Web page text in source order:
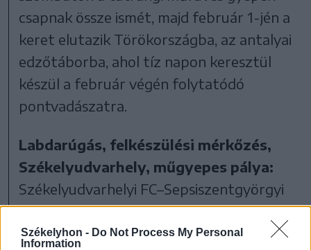
Székelyhon - Do Not Process My Personal
Information
csapnak össze ismét, majd február 1-jén a
keret elutazik Törökországba, az antalyai
edzőtáborba, ahol tíz napon keresztül
készül a február végén folytatódó
pontvadászatra.
Labdarúgás, felkészülési mérkőzés,
Székelyudvarhely, műgyepes pálya:
Székelyudvarhelyi FC–Sepsiszentgyörgyi
OSK 2–6 (1–2),
gólszerzők: Silion (24.), Cocan (48.), illetve